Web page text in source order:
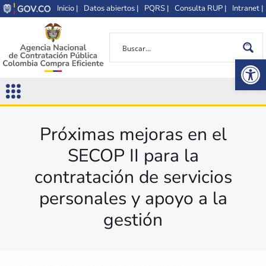
Inicio | Datos abiertos | PQRS | Consulta RUP | Intranet |
Próximas mejoras en el
SECOP II para la
contratación de servicios
personales y apoyo a la
gestión